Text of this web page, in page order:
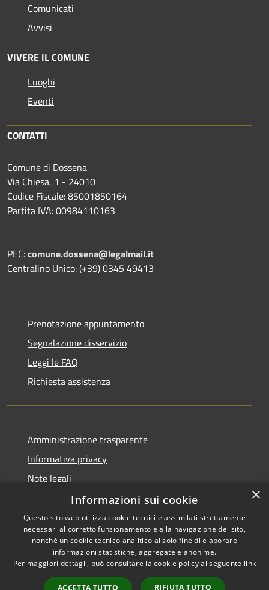
Comunicati
Avvisi
VIVERE IL COMUNE
Luoghi
Eventi
CONTATTI
Comune di Dossena
Via Chiesa, 1 - 24010
Codice Fiscale: 85001850164
Partita IVA: 00984110163
PEC:comune.dossena@legalmail.it
Centralino Unico: (+39) 0345 49413
Prenotazione appuntamento
Segnalazione disservizio
Leggi le FAQ
Richiesta assistenza
Amministrazione trasparente
Informativa privacy
Note legali
Dichiarazione di accessibilità
RSS
Accessibilità
Copyright © 2026 • Comune di
Dossena • Powered by
Municipium• Accesso
×
Informazioni sui cookie
Questo sito web utilizza cookie tecnici e assimilati strettamente
necessari al corretto funzionamento e alla navigazione del sito,
nonché un cookie tecnico analitico al solo fine di elaborare
informazioni statistiche, aggregate e anonime.
Per maggiori dettagli, può consultare la cookie policy al seguente link
ACCETTA TUTTO RIFIUTA TUTTO